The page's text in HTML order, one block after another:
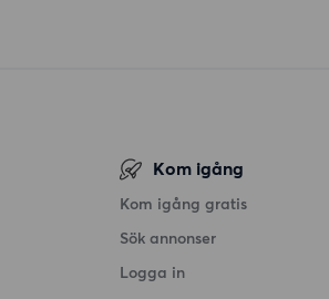
Kom igång
Kom igång gratis
Sök annonser
Logga in